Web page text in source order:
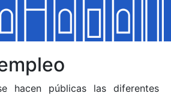
hacen públicas las diferentes